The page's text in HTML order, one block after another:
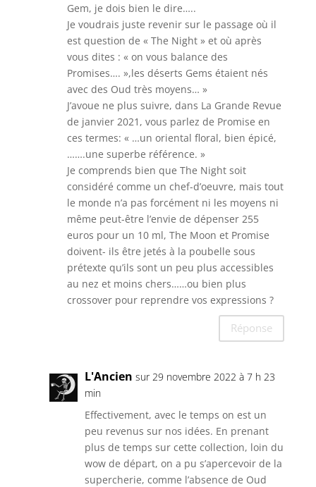
Gem, je dois bien le dire…..
Je voudrais juste revenir sur le passage où il
est question de « The Night » et où après
vous dites : « on vous balance des
Promises…. »,les déserts Gems étaient nés
avec des Oud très moyens… »
J’avoue ne plus suivre, dans La Grande Revue
de janvier 2021, vous parlez de Promise en
ces termes: « …un oriental floral, bien épicé,
…….une superbe référence. »
Je comprends bien que The Night soit
considéré comme un chef-d’oeuvre, mais tout
le monde n’a pas forcément ni les moyens ni
même peut-être l’envie de dépenser 255
euros pour un 10 ml, The Moon et Promise
doivent- ils être jetés à la poubelle sous
prétexte qu’ils sont un peu plus accessibles
au nez et moins chers……ou bien plus
crossover pour reprendre vos expressions ?
Réponse
L'Ancien sur 29 novembre 2022 à 7 h 23
min
Effectivement, avec le temps on est un
peu revenus sur nos idées. En prenant
plus de temps sur cette collection, loin du
wow de départ, on a pu s’apercevoir de la
supercherie, comme l’absence de Oud